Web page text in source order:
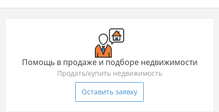
Помощь в продаже и подборе недвижимости
Продать/купить недвижимость
Оставить заявку